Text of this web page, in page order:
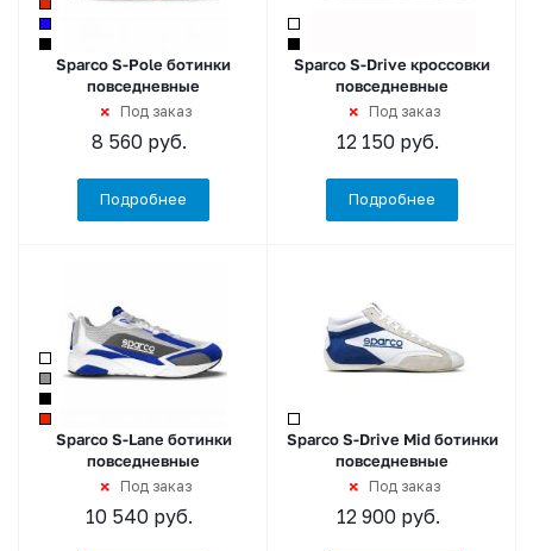
Sparco S-Pole ботинки
повседневные
Под заказ
8 560 руб.
Подробнее
Sparco S-Drive кроссовки
повседневные
Под заказ
12 150 руб.
Подробнее
Sparco S-Lane ботинки
повседневные
Под заказ
10 540 руб.
Sparco S-Drive Mid ботинки
повседневные
Под заказ
12 900руб.